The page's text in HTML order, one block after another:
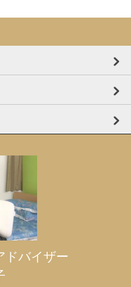
ドバイザー